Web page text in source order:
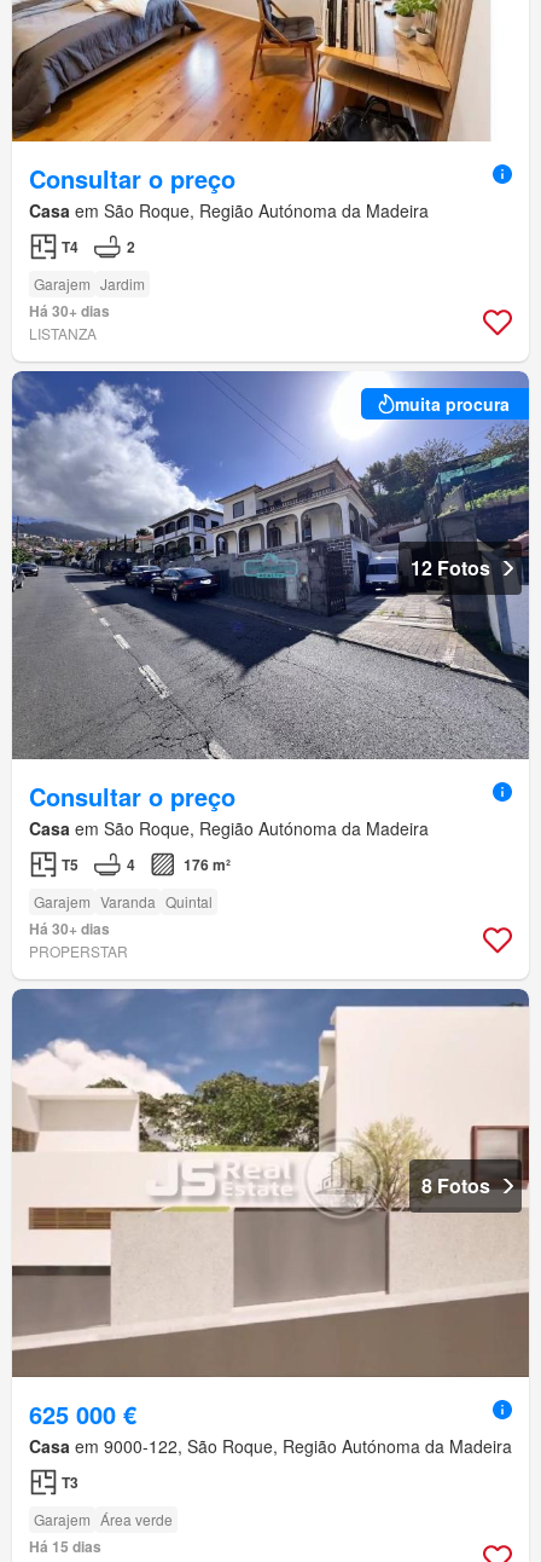
Consultar o preço
Casa em São Roque, Região Autónoma da Madeira
T4 2
Garajem Jardim
Há 30+ dias
LISTANZA
muita procura
12 Fotos
Consultar o preço
Casa em São Roque, Região Autónoma da Madeira
T5 4 176 m²
Garajem Varanda Quintal
Há 30+ dias
PROPERSTAR
8 Fotos
625 000 €
Casa em 9000-122, São Roque, Região Autónoma da Madeira
T3
Garajem Área verde
Há 15 dias